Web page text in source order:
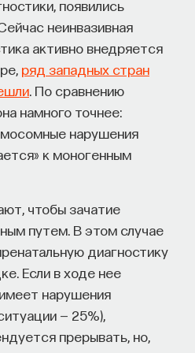
появились
неинвазивная
активно внедряется
ряд западных стран
. По сравнению
намного точнее:
нарушения
к моногенным
чтобы зачатие
путем. В этом случае
диагностику
Если в ходе нее
нарушения
— 25%),
прерывать, но,